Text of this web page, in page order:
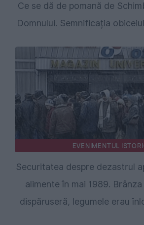
Ce se dă de pomană de
Domnului. Semnificația
EVENIMENTUL
Securitatea despre dezastrul
alimente în mai 1989.
dispăruseră, legumele erau